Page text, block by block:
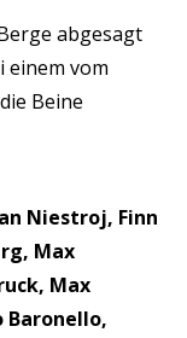
abgesagt
einem vom
Beine
Niestroj, Finn
Max
Max
Baronello,